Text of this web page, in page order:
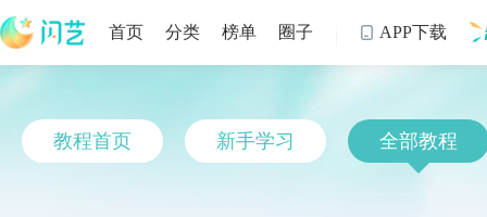
首页 分类 榜单 圈子  APP下载
教程首页 新手学习 全部教程